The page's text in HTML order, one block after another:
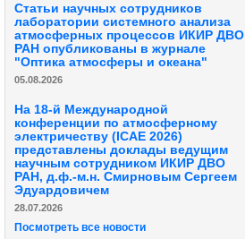
Статьи научных сотрудников
лаборатории системного анализа
атмосферных процессов ИКИР ДВО
РАН опубликованы в журнале
"Оптика атмосферы и океана"
05.08.2026
На 18-й Международной
конференции по атмосферному
электричеству (ICAE 2026)
представлены доклады ведущим
научным сотрудником ИКИР ДВО
РАН, д.ф.-м.н. Смирновым Сергеем
Эдуардовичем
28.07.2026
Посмотреть все новости